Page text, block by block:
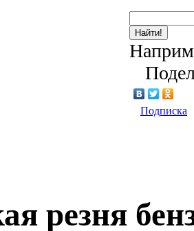
Найти!
Подписка
резня